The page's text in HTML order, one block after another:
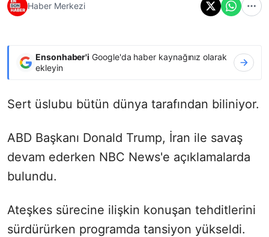
Haber Merkezi
Ensonhaber'i Google'da haber kaynağınız olarak
ekleyin
Sert üslubu bütün dünya tarafından biliniyor.
ABD Başkanı Donald Trump, İran ile savaş
devam ederken NBC News'e açıklamalarda
bulundu.
Ateşkes sürecine ilişkin konuşan tehditlerini
sürdürürken programda tansiyon yükseldi.